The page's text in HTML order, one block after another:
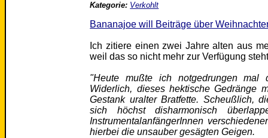
Kategorie: Verkohlt
Bananajoe will Beiträge über
Ich zitiere einen zwei Jahre alten aus
weil das so nicht mehr zur Verfügung
"Heute mußte ich notgedrungen mal
Widerlich, dieses hektische Gedränge
Gestank uralter Bratfette. Scheußlich,
sich höchst disharmonisch
InstrumentalanfängerInnen
hierbei die unsauber gesägten Geigen.